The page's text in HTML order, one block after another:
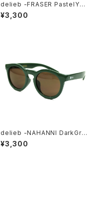
delieb -FRASER PastelYell
owGreen/LightBrown- KI
DSsize
¥3,300
delieb -NAHANNI DarkGre
en/Brown- KIDSsize
¥3,300